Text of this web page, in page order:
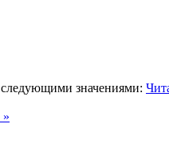
значениями:
»